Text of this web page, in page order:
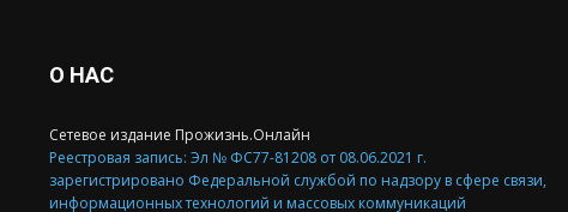
О НАС
Сетевое издание Прожизнь.Онлайн
Реестровая запись: Эл № ФС77-81208 от 08.06.2021 г.
зарегистрировано Федеральной службой по надзору в сфере связи,
информационных технологий и массовых коммуникаций